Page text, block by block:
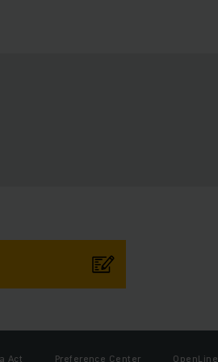
Act Preference Center OpenLine